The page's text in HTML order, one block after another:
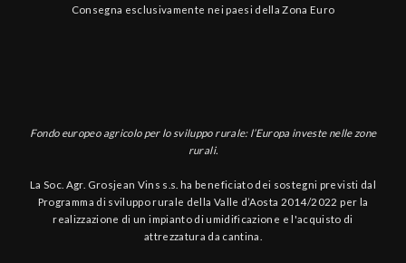
Consegna esclusivamente nei paesi della Zona Euro
Fondo europeo agricolo per lo sviluppo rurale: l’Europa investe nelle zone
rurali.
La Soc. Agr. Grosjean Vins s.s. ha beneficiato dei sostegni previsti dal
Programma di sviluppo rurale della Valle d’Aosta 2014/2022 per la
realizzazione di un impianto di umidificazione e l'acquisto di
attrezzatura da cantina.